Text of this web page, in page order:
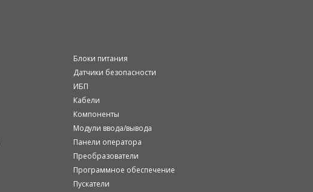
Блоки питания
Датчики безопасности
ИБП
Кабели
Компоненты
Модули ввода/вывода
Панели оператора
Преобразователи
Программное обеспечение
Пускатели